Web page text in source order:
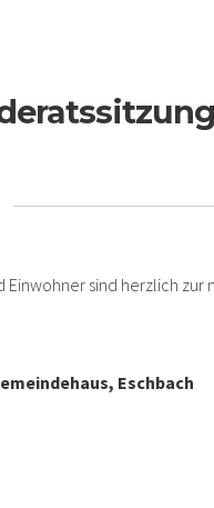
sind herzlich zur
Eschbach